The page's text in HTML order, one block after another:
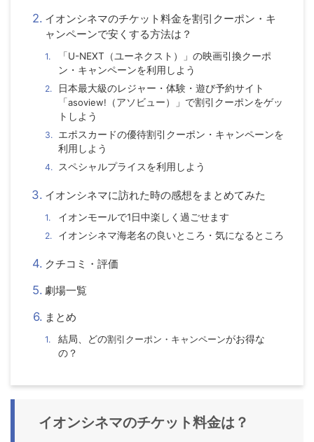
イオンシネマのチケット料金を割引クーポン・キ
ャンペーンで安くする方法は？
「U-NEXT（ユーネクスト）」の映画引換クーポ
ン・キャンペーンを利用しよう
日本最大級のレジャー・体験・遊び予約サイト
「asoview! （アソビュー）」で割引クーポンをゲッ
トしよう
エポスカードの優待割引クーポン・キャンペーンを
利用しよう
スペシャルプライスを利用しよう
イオンシネマに訪れた時の感想をまとめてみた
イオンモールで1日中楽しく過ごせます
イオンシネマ海老名の良いところ・気になるところ
クチコミ・評価
劇場一覧
まとめ
結局、どの割引クーポン・キャンペーンがお得な
の？
イオンシネマのチケット料金は？